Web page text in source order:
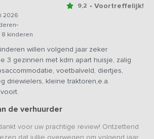
9,2 • Voortreffelijk!
2026
-
kinderen
willen volgend jaar zeker
3 gezinnen met kdrn apart huisje, zalig
voetbalveld, diertjes,
driewielers, kleine traktoren,e.a.
de verhuurder
voor uw prachtige review! Ontzettend